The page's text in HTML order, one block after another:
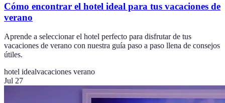
Cómo encontrar el hotel ideal para tus vacaciones de
verano
Aprende a seleccionar el hotel perfecto para disfrutar de tus
vacaciones de verano con nuestra guía paso a paso llena de consejos
útiles.
hotel idealvacaciones verano
Jul 27